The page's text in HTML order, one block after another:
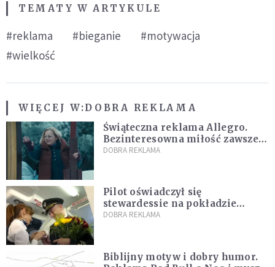
TEMATY W ARTYKULE
#reklama #bieganie
#motywacja
#wielkość
WIĘCEJ W:DOBRA REKLAMA
Świąteczna reklama Allegro.
Bezinteresowna miłość zawsze
do nas powraca
DOBRA REKLAMA
Pilot oświadczył się
stewardessie na pokładzie
samolotu PLL LOT [WIDEO]
DOBRA REKLAMA
Biblijny motyw i dobry humor.